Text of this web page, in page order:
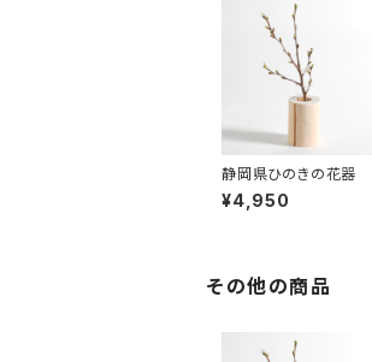
静岡県ひのきの花器
¥4,950
その他の商品